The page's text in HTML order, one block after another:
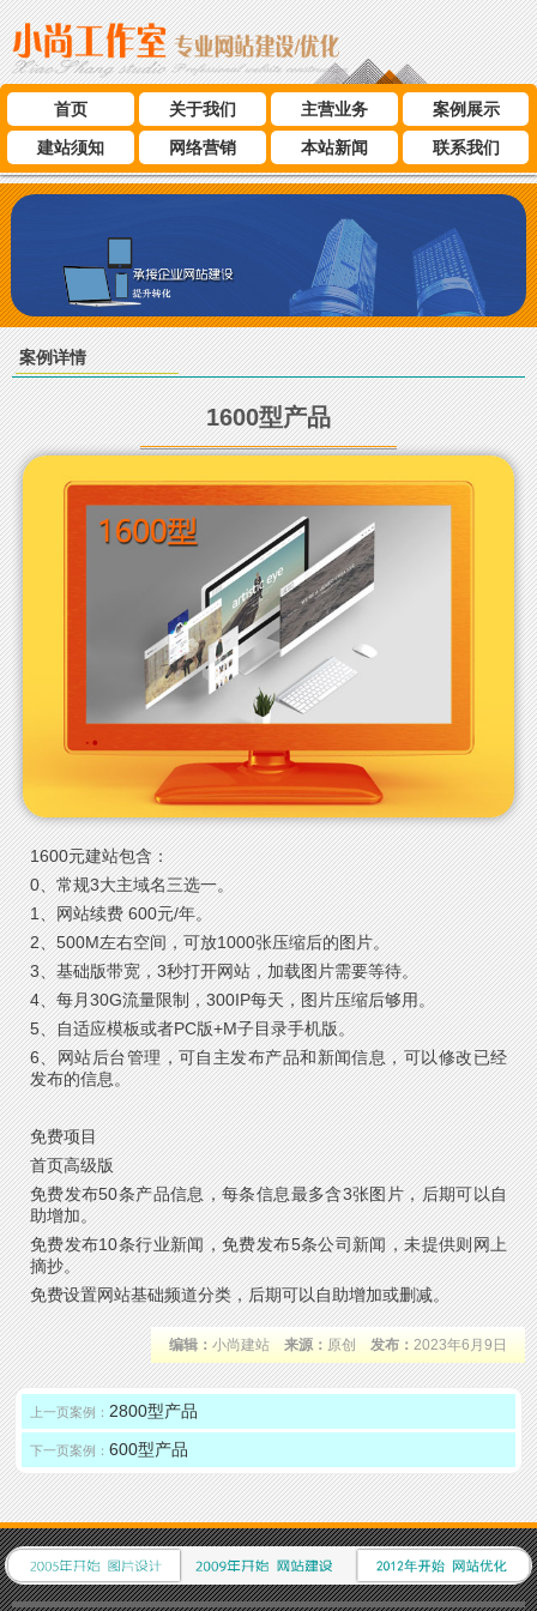
首页 关于我们 主营业务
案例展示
建站须知
网络营销 本站新闻 联系我们
案例详情
1600型产品
1600元建站包含：
0、常规3大主域名三选一。
1、网站续费 600元/年。
2、500M左右空间，可放1000张压缩后的图片。
3、基础版带宽，3秒打开网站，加载图片需要等待。
4、每月30G流量限制，300IP每天，图片压缩后够用。
5、自适应模板或者PC版+M子目录手机版。
6、网站后台管理，可自主发布产品和新闻信息，可以修改已经
发布的信息。
免费项目
首页高级版
免费发布50条产品信息，每条信息最多含3张图片，后期可以自
助增加。
免费发布10条行业新闻，免费发布5条公司新闻，未提供则网上
摘抄。
免费设置网站基础频道分类，后期可以自助增加或删减。
编辑： 小尚建站 来源： 原创 发布： 2023年6月9日
上一页案例： 2800型产品
下一页案例： 600型产品